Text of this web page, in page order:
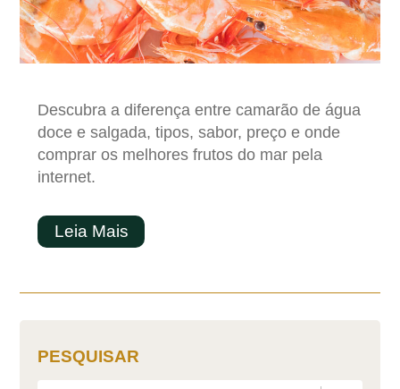
Descubra a diferença entre camarão de água
doce e salgada, tipos, sabor, preço e onde
comprar os melhores frutos do mar pela
internet.
Leia Mais
PESQUISAR